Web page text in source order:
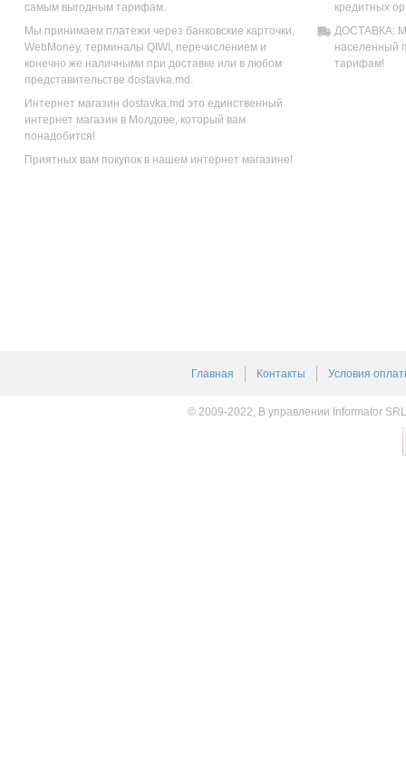
самым выгодным тарифам.
Мы принимаем платежи через банковские карточки,
WebMoney, терминалы QIWI, перечислением и
конечно же наличными при доставке или в любом
представительстве dostavka.md.
Интернет магазин dostavka.md это единственный
интернет магазин в Молдове, который вам
понадобится!
Приятных вам покупок в нашем интернет магазине!
кредитных
ДОСТАВКА:
населенный
тарифам!
Главная Контакты Условия
© 2009-2022, В управлении Informator SRL